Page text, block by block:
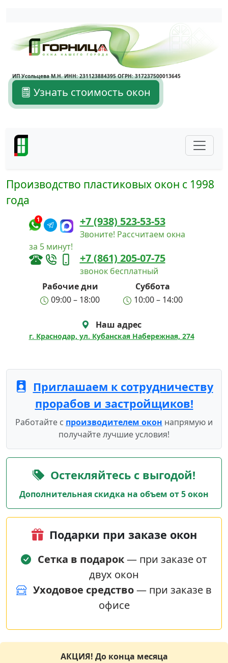
Написать в Max
Написать в Telegram
ИП Усольцева М.Н. ИНН: 231123884395 ОГРН: 317237500013645
Узнать стоимость окон
Производство пластиковых окон с 1998
года
1 +7 (938) 523-53-53
Звоните! Рассчитаем окна
за 5 минут!
+7 (861) 205-07-75
звонок бесплатный
Рабочие дни
Суббота
09:00 – 18:00
10:00 – 14:00
Наш адрес
г. Краснодар, ул. Кубанская Набережная, 274
Приглашаем к сотрудничеству
прорабов и застройщиков!
Работайте с производителем окон напрямую и
получайте лучшие условия!
Остекляйтесь с выгодой!
Дополнительная скидка на объем от 5 окон
Подарки при заказе окон
Сетка в подарок— при заказе от
двух окон
Уходовое средство— при заказе в
офисе
АКЦИЯ! До конца месяца